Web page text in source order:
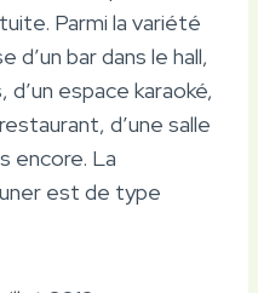
Parmi la variété
d’un bar dans le hall,
d’un espace karaoké,
d’une salle
encore. La
est de type